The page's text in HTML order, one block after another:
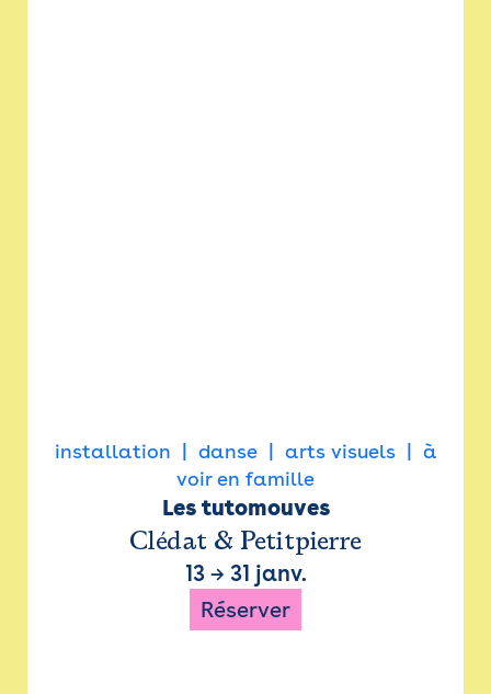
installation danse arts visuels
à
voir en famille
Les tutomouves
Clédat & Petitpierre
13→ 31 janv.
Réserver